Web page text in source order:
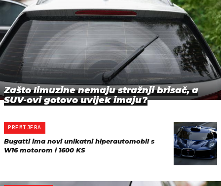
Zašto limuzine nemaju stražnji brisač, a
SUV-ovi gotovo uvijek imaju?
PREMIJERA
Bugatti ima novi unikatni hiperautomobil s
W16 motorom i 1600 KS